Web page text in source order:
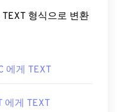
에게 TEXT
에게 TEXT